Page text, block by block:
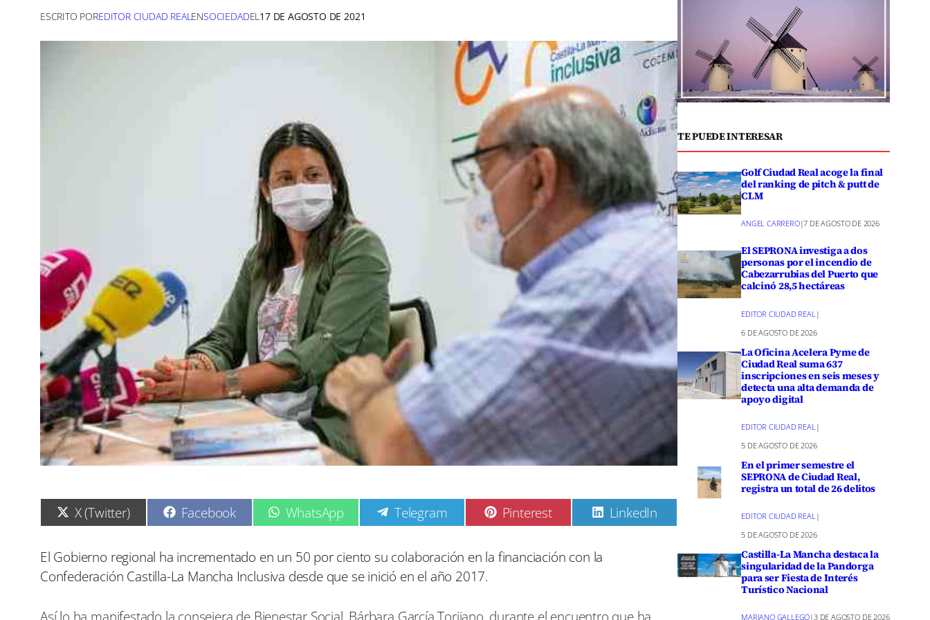
ESCRITO POREDITOR CIUDAD REALENSOCIEDADEL17 DE AGOSTO DE 2021
C
o
p
a
r
X (Twitter) C
o
p
a
r
Facebook C
o
p
a
r
WhatsApp C
o
p
a
r
Telegram C
o
p
a
Pinterest C
o
LinkedIn
El Gobierno regional ha incrementado en un 50 por ciento su colaboración en la financiación con la
Confederación Castilla-La Mancha Inclusiva desde que se inició en el año 2017.
Así lo ha manifestado la consejera de Bienestar Social, Bárbara García Torijano, durante el encuentro que ha
TE PUEDE INTERESAR
Golf Ciudad Real acoge la final
del ranking de pitch & putt de
CLM
ANGEL CARRERO|7 DE AGOSTO DE 2026
El SEPRONA investiga a dos
personas por el incendio de
Cabezarrubias del Puerto que
calcinó 28,5 hectáreas
EDITOR CIUDAD REAL |
6 DE AGOSTO DE 2026
La Oficina Acelera Pyme de
Ciudad Real suma 637
inscripciones en seis meses y
detecta una alta demanda de
apoyo digital
EDITOR CIUDAD REAL |
5 DE AGOSTO DE 2026
En el primer semestre el
SEPRONA de Ciudad Real,
registra un total de 26 delitos
EDITOR CIUDAD REAL|
5 DE AGOSTO DE 2026
Castilla-La Mancha destaca la
singularidad de la Pandorga
para ser Fiesta de Interés
Turístico Nacional
MARIANO GALLEGO|3 DE AGOSTO DE 2026